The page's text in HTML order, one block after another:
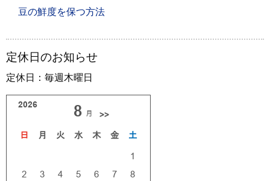
豆の鮮度を保つ方法
定休日のお知らせ
定休日：毎週木曜日